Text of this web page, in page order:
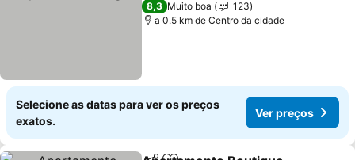
8,3 Muito boa
123
a 0.5 km de Centro da cidade
Selecione as datas para ver os preços
exatos.
Ver preços